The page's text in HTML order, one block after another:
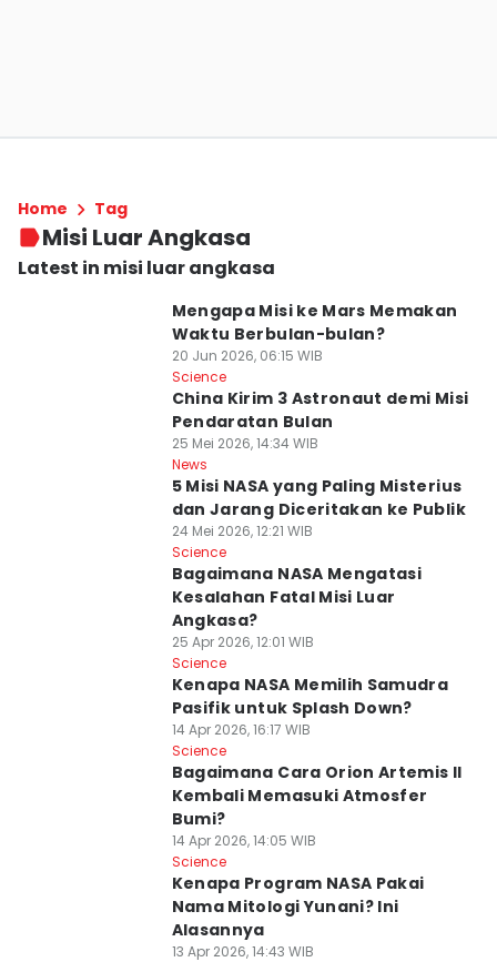
Home Tag
Misi Luar Angkasa
Latest in misi luar angkasa
Mengapa Misi ke Mars Memakan
Waktu Berbulan-bulan?
20 Jun 2026, 06:15 WIB
Science
China Kirim 3 Astronaut demi Misi
Pendaratan Bulan
25 Mei 2026, 14:34 WIB
News
5 Misi NASA yang Paling Misterius
dan Jarang Diceritakan ke Publik
24 Mei 2026, 12:21 WIB
Science
Bagaimana NASA Mengatasi
Kesalahan Fatal Misi Luar
Angkasa?
25 Apr 2026, 12:01 WIB
Science
Kenapa NASA Memilih Samudra
Pasifik untuk Splash Down?
14 Apr 2026, 16:17 WIB
Science
Bagaimana Cara Orion Artemis II
Kembali Memasuki Atmosfer
Bumi?
14 Apr 2026, 14:05 WIB
Science
Kenapa Program NASA Pakai
Nama Mitologi Yunani? Ini
Alasannya
13 Apr 2026, 14:43 WIB